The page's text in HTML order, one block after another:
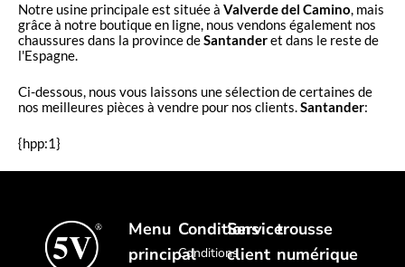
Notre usine principale est située à Valverde del Camino, mais
grâce à notre boutique en ligne, nous vendons également nos
chaussures dans la province deSantanderet dans le reste de
l'Espagne.
Ci-dessous, nous vous laissons une sélection de certaines de
nos meilleures pièces à vendre pour nos clients.Santander:
{hpp:1}
Menu
principal
Conditions
Conditions
Service
client
trousse
numérique